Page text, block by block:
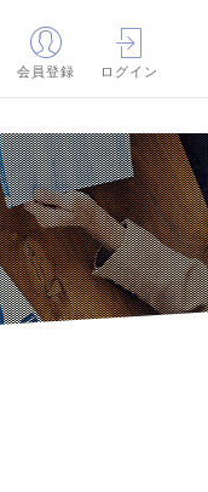
会員登録 ログイン